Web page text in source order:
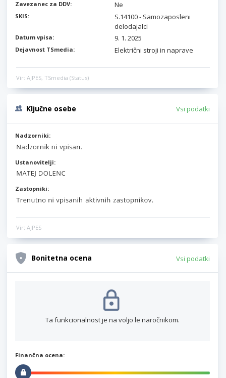
Zavezanec za DDV: Ne
SKIS:
S.14100 - Samozaposleni
delodajalci
Datum vpisa: 9. 1. 2025
Dejavnost TSmedia: Električni stroji in naprave
Vir: AJPES, TSmedia (Status)
Ključne osebe Vsi podatki
Nadzorniki:
Ustanovitelji:
Zastopniki:
Vir: AJPES
Bonitetna ocena Vsi podatki
Ta funkcionalnost je na voljo le naročnikom.
Finančna ocena: